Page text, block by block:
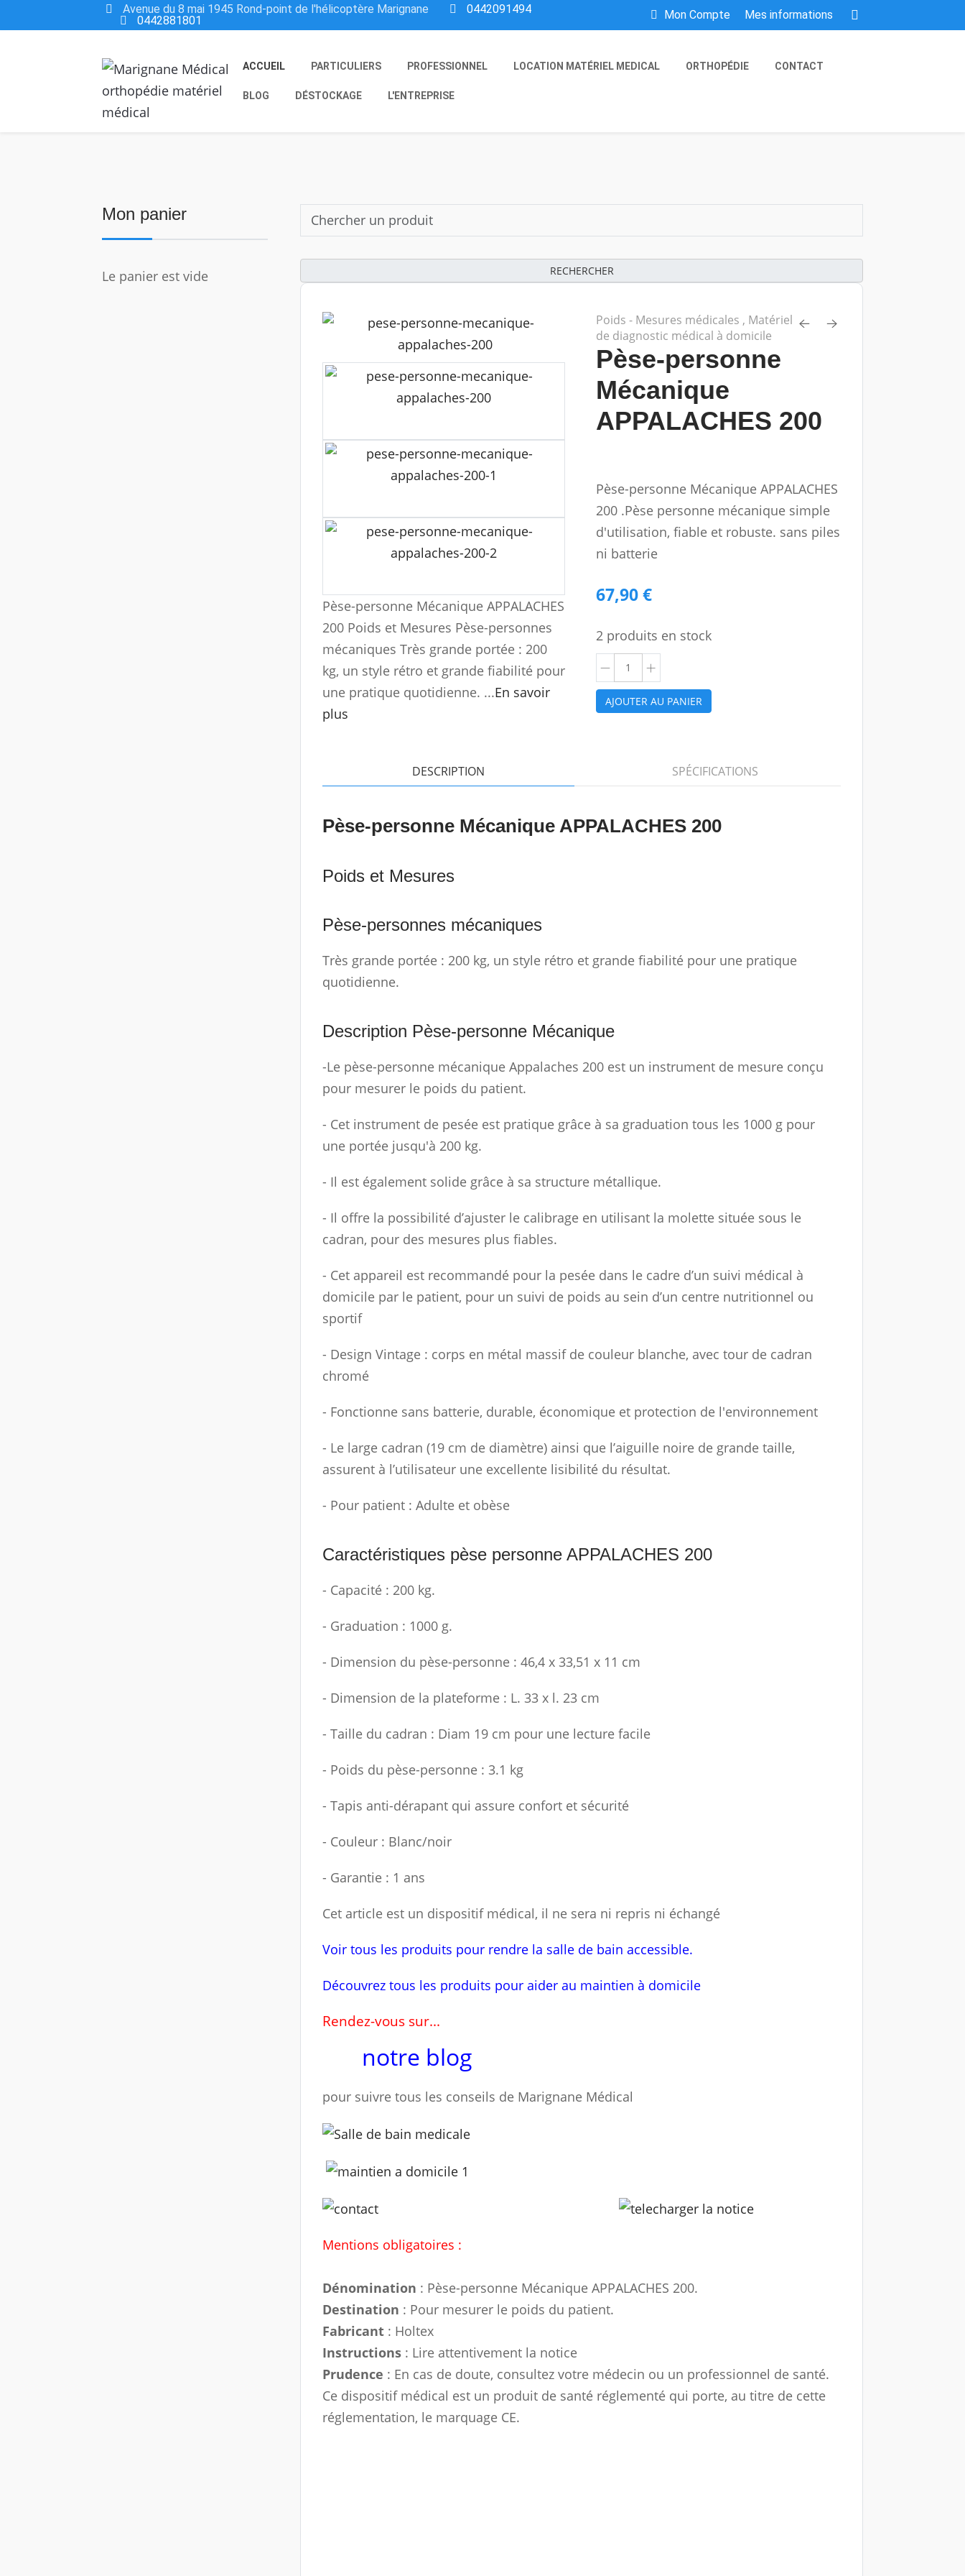
Avenue du 8 mai 1945 Rond-point de l'hélicoptère Marignane
0442091494
0442881801
Mon Compte Mes informations
ACCUEIL PARTICULIERS PROFESSIONNEL LOCATION MATÉRIEL MEDICAL ORTHOPÉDIE CONTACT
BLOG DÉSTOCKAGE L'ENTREPRISE
Mon panier
Le panier est vide RECHERCHER
Pèse-personne Mécanique APPALACHES
200 Poids et Mesures Pèse-personnes
mécaniques Très grande portée : 200
kg, un style rétro et grande fiabilité pour
une pratique quotidienne. ...En savoir
plus
Poids - Mesures médicales , Matériel
de diagnostic médical à domicile
Pèse-personne
Mécanique
APPALACHES 200
Pèse-personne Mécanique APPALACHES
200 .Pèse personne mécanique simple
d'utilisation, fiable et robuste. sans piles
ni batterie
67,90 €
2 produits en stock
AJOUTER AU PANIER
DESCRIPTION SPÉCIFICATIONS
Pèse-personne Mécanique APPALACHES 200
Poids et Mesures
Pèse-personnes mécaniques
Très grande portée : 200 kg, un style rétro et grande fiabilité pour une pratique
quotidienne.
Description Pèse-personne Mécanique
-Le pèse-personne mécanique Appalaches 200 est un instrument de mesure conçu
pour mesurer le poids du patient.
- Cet instrument de pesée est pratique grâce à sa graduation tous les 1000 g pour
une portée jusqu'à 200 kg.
- Il est également solide grâce à sa structure métallique.
- Il offre la possibilité d’ajuster le calibrage en utilisant la molette située sous le
cadran, pour des mesures plus fiables.
- Cet appareil est recommandé pour la pesée dans le cadre d’un suivi médical à
domicile par le patient, pour un suivi de poids au sein d’un centre nutritionnel ou
sportif
- Design Vintage : corps en métal massif de couleur blanche, avec tour de cadran
chromé
- Fonctionne sans batterie, durable, économique et protection de l'environnement
- Le large cadran (19 cm de diamètre) ainsi que l’aiguille noire de grande taille,
assurent à l’utilisateur une excellente lisibilité du résultat.
- Pour patient : Adulte et obèse
Caractéristiques pèse personne APPALACHES 200
- Capacité : 200 kg.
- Graduation : 1000 g.
- Dimension du pèse-personne : 46,4 x 33,51 x 11 cm
- Dimension de la plateforme : L. 33 x l. 23 cm
- Taille du cadran : Diam 19 cm pour une lecture facile
- Poids du pèse-personne : 3.1 kg
- Tapis anti-dérapant qui assure confort et sécurité
- Couleur : Blanc/noir
- Garantie : 1 ans
Cet article est un dispositif médical, il ne sera ni repris ni échangé
Voir tous les produits pour rendre la salle de bain accessible.
Découvrez tous les produits pour aider au maintien à domicile
Rendez-vous sur...
notre blog
pour suivre tous les conseils de Marignane Médical
Mentions obligatoires :
Dénomination : Pèse-personne Mécanique APPALACHES 200.
Destination : Pour mesurer le poids du patient.
Fabricant : Holtex
Instructions : Lire attentivement la notice
Prudence : En cas de doute, consultez votre médecin ou un professionnel de santé.
Ce dispositif médical est un produit de santé réglementé qui porte, au titre de cette
réglementation, le marquage CE.